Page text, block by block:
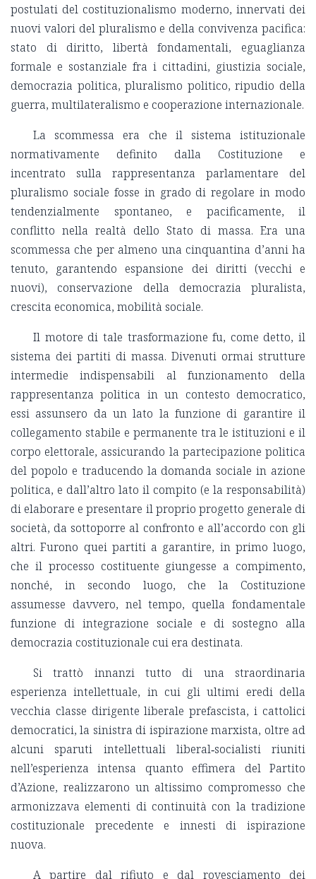
postulati del costituzionalismo moderno, innervati dei
nuovi valori del pluralismo e della convivenza pacifica:
stato di diritto, libertà fondamentali, eguaglianza
formale e sostanziale fra i cittadini, giustizia sociale,
democrazia politica, pluralismo politico, ripudio della
guerra, multilateralismo e cooperazione internazionale.
La scommessa era che il sistema istituzionale
normativamente definito dalla Costituzione e
incentrato sulla rappresentanza parlamentare del
pluralismo sociale fosse in grado di regolare in modo
tendenzialmente spontaneo, e pacificamente, il
conflitto nella realtà dello Stato di massa. Era una
scommessa che per almeno una cinquantina d’anni ha
tenuto, garantendo espansione dei diritti (vecchi e
nuovi), conservazione della democrazia pluralista,
crescita economica, mobilità sociale.
Il motore di tale trasformazione fu, come detto, il
sistema dei partiti di massa. Divenuti ormai strutture
intermedie indispensabili al funzionamento della
rappresentanza politica in un contesto democratico,
essi assunsero da un lato la funzione di garantire il
collegamento stabile e permanente tra le istituzioni e il
corpo elettorale, assicurando la partecipazione politica
del popolo e traducendo la domanda sociale in azione
politica, e dall’altro lato il compito (e la responsabilità)
di elaborare e presentare il proprio progetto generale di
società, da sottoporre al confronto e all’accordo con gli
altri. Furono quei partiti a garantire, in primo luogo,
che il processo costituente giungesse a compimento,
nonché, in secondo luogo, che la Costituzione
assumesse davvero, nel tempo, quella fondamentale
funzione di integrazione sociale e di sostegno alla
democrazia costituzionale cui era destinata.
Si trattò innanzi tutto di una straordinaria
esperienza intellettuale, in cui gli ultimi eredi della
vecchia classe dirigente liberale prefascista, i cattolici
democratici, la sinistra di ispirazione marxista, oltre ad
alcuni sparuti intellettuali liberal‑socialisti riuniti
nell’esperienza intensa quanto effimera del Partito
d’Azione, realizzarono un altissimo compromesso che
armonizzava elementi di continuità con la tradizione
costituzionale precedente e innesti di ispirazione
nuova.
A partire dal rifiuto e dal rovesciamento dei